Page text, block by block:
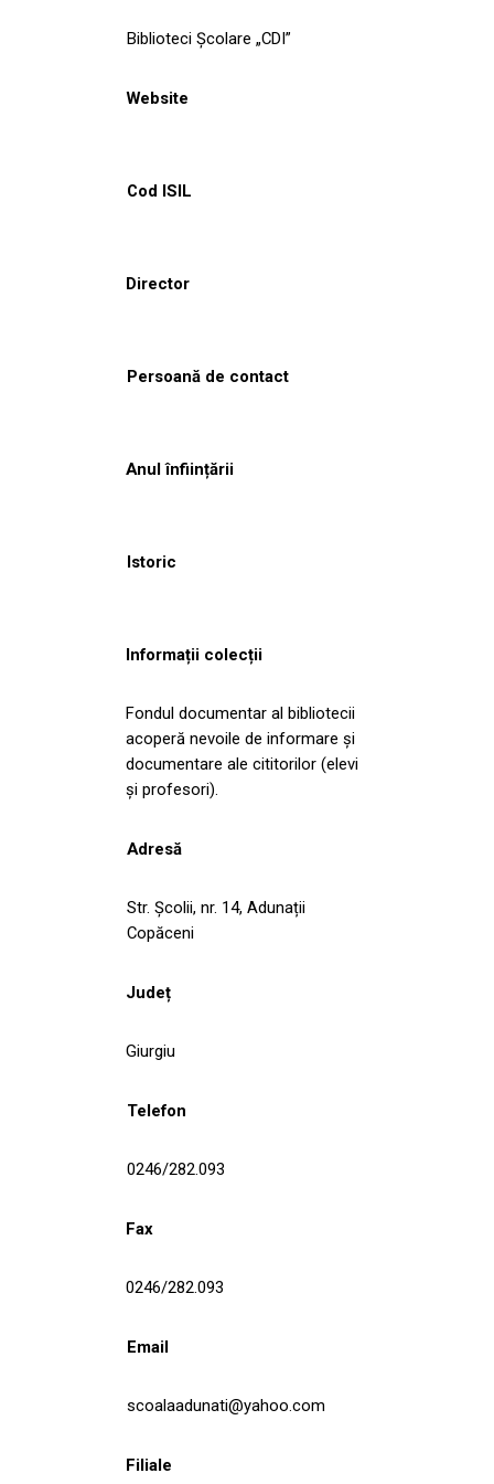
Biblioteci Școlare „CDI”
Website
Cod ISIL
Director
Persoană de contact
Anul înființării
Istoric
Informații colecții
Fondul documentar al bibliotecii
acoperă nevoile de informare și
documentare ale cititorilor (elevi
și profesori).
Adresă
Str. Școlii, nr. 14, Adunații
Copăceni
Județ
Giurgiu
Telefon
0246/282.093
Fax
0246/282.093
Email
scoalaadunati@yahoo.com
Filiale